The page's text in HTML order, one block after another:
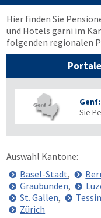
Hier finden Sie
und Hotels garni im
folgenden regionalen
Genf:
Sie
Auswahl Kantone:
Basel-Stadt,
Graubünden,
St. Gallen,
Zürich